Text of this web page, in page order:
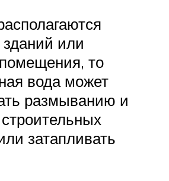
или
то
вода может
размыванию и
затапливать